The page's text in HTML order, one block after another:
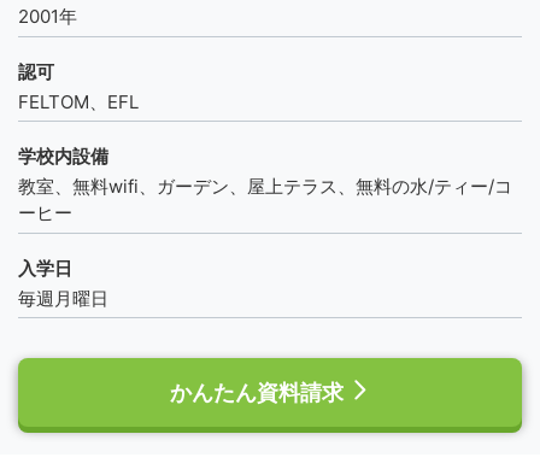
2001年
認可
FELTOM、EFL
学校内設備
教室、無料wifi、ガーデン、屋上テラス、無料の水/ティー/コ
ーヒー
入学日
毎週月曜日
かんたん資料請求